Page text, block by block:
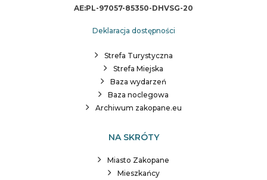
AE:PL-97057-85350-DHVSG-20
Deklaracja dostępności
Strefa Turystyczna
Strefa Miejska
Baza wydarzeń
Baza noclegowa
Archiwum zakopane.eu
NA SKRÓTY
Miasto Zakopane
Mieszkańcy